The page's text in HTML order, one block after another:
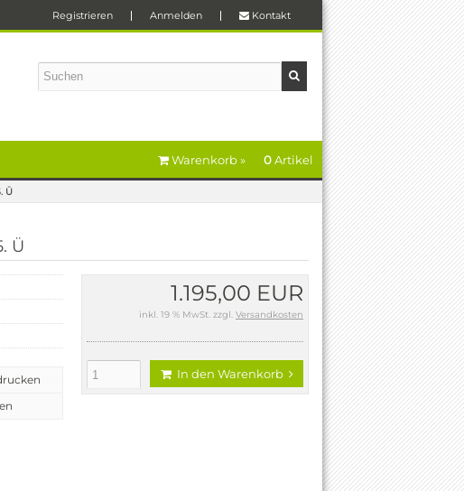
Registrieren Anmelden Kontakt
Warenkorb » 0Artikel
Ü
Ü
1.195,00 EUR
inkl. 19 % MwSt. zzgl. Versandkosten
In den Warenkorb